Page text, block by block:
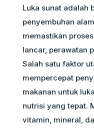
Luka sunat adalah
penyembuhan
memastikan
lancar, perawatan
Salah satu faktor
mempercepat
makanan untuk
nutrisi yang tepat.
vitamin, mineral,